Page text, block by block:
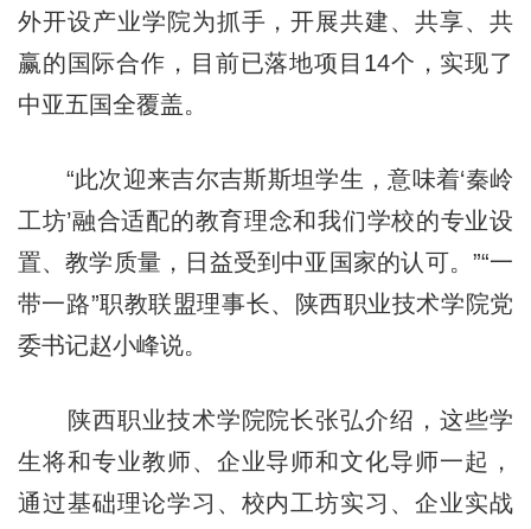
外开设产业学院为抓手，开展共建、共享、共
赢的国际合作，目前已落地项目14个，实现了
中亚五国全覆盖。
“此次迎来吉尔吉斯斯坦学生，意味着‘秦岭
工坊’融合适配的教育理念和我们学校的专业设
置、教学质量，日益受到中亚国家的认可。”“一
带一路”职教联盟理事长、陕西职业技术学院党
委书记赵小峰说。
陕西职业技术学院院长张弘介绍，这些学
生将和专业教师、企业导师和文化导师一起，
通过基础理论学习、校内工坊实习、企业实战